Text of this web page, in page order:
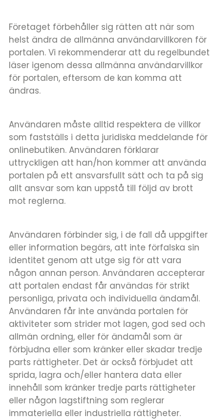
Företaget förbehåller sig rätten att när som
helst ändra de allmänna användarvillkoren för
portalen. Vi rekommenderar att du regelbundet
läser igenom dessa allmänna användarvillkor
för portalen, eftersom de kan komma att
ändras.
Användaren måste alltid respektera de villkor
som fastställs i detta juridiska meddelande för
onlinebutiken. Användaren förklarar
uttryckligen att han/hon kommer att använda
portalen på ett ansvarsfullt sätt och ta på sig
allt ansvar som kan uppstå till följd av brott
mot reglerna.
Användaren förbinder sig, i de fall då uppgifter
eller information begärs, att inte förfalska sin
identitet genom att utge sig för att vara
någon annan person. Användaren accepterar
att portalen endast får användas för strikt
personliga, privata och individuella ändamål.
Användaren får inte använda portalen för
aktiviteter som strider mot lagen, god sed och
allmän ordning, eller för ändamål som är
förbjudna eller som kränker eller skadar tredje
parts rättigheter. Det är också förbjudet att
sprida, lagra och/eller hantera data eller
innehåll som kränker tredje parts rättigheter
eller någon lagstiftning som reglerar
immateriella eller industriella rättigheter.